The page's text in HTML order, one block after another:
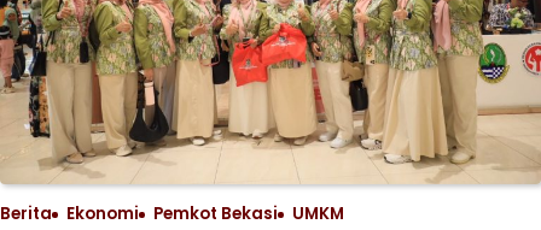
Berita Ekonomi Pemkot Bekasi UMKM